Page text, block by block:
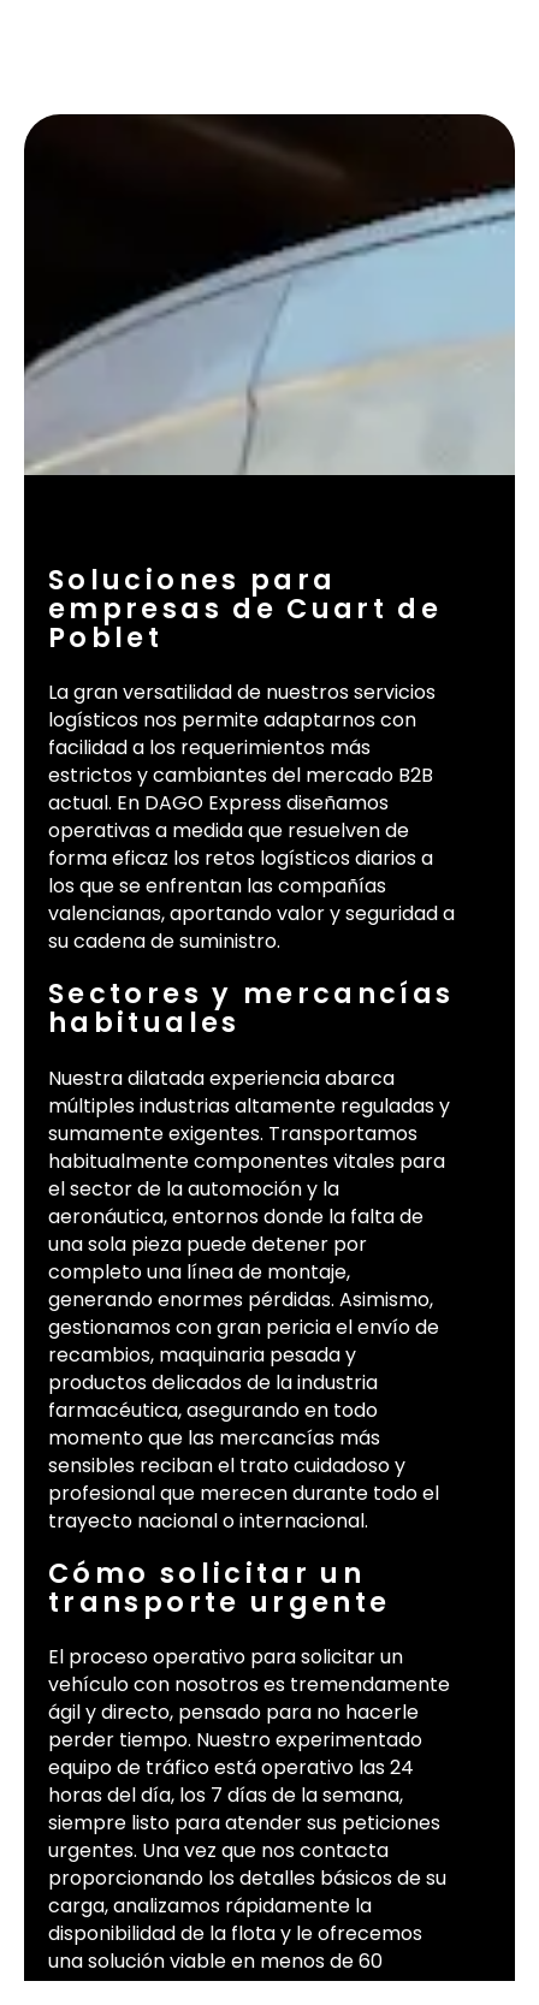
Soluciones para
empresas de Cuart de
Poblet
La gran versatilidad de nuestros servicios
logísticos nos permite adaptarnos con
facilidad a los requerimientos más
estrictos y cambiantes del mercado B2B
actual. En DAGO Express diseñamos
operativas a medida que resuelven de
forma eficaz los retos logísticos diarios a
los que se enfrentan las compañías
valencianas, aportando valor y seguridad a
su cadena de suministro.
Sectores y mercancías
habituales
Nuestra dilatada experiencia abarca
múltiples industrias altamente reguladas y
sumamente exigentes. Transportamos
habitualmente componentes vitales para
el sector de la automoción y la
aeronáutica, entornos donde la falta de
una sola pieza puede detener por
completo una línea de montaje,
generando enormes pérdidas. Asimismo,
gestionamos con gran pericia el envío de
recambios, maquinaria pesada y
productos delicados de la industria
farmacéutica, asegurando en todo
momento que las mercancías más
sensibles reciban el trato cuidadoso y
profesional que merecen durante todo el
trayecto nacional o internacional.
Cómo solicitar un
transporte urgente
El proceso operativo para solicitar un
vehículo con nosotros es tremendamente
ágil y directo, pensado para no hacerle
perder tiempo. Nuestro experimentado
equipo de tráfico está operativo las 24
horas del día, los 7 días de la semana,
siempre listo para atender sus peticiones
urgentes. Una vez que nos contacta
proporcionando los detalles básicos de su
carga, analizamos rápidamente la
disponibilidad de la flota y le ofrecemos
una solución viable en menos de 60
minutos. Esta extraordinaria rapidez de